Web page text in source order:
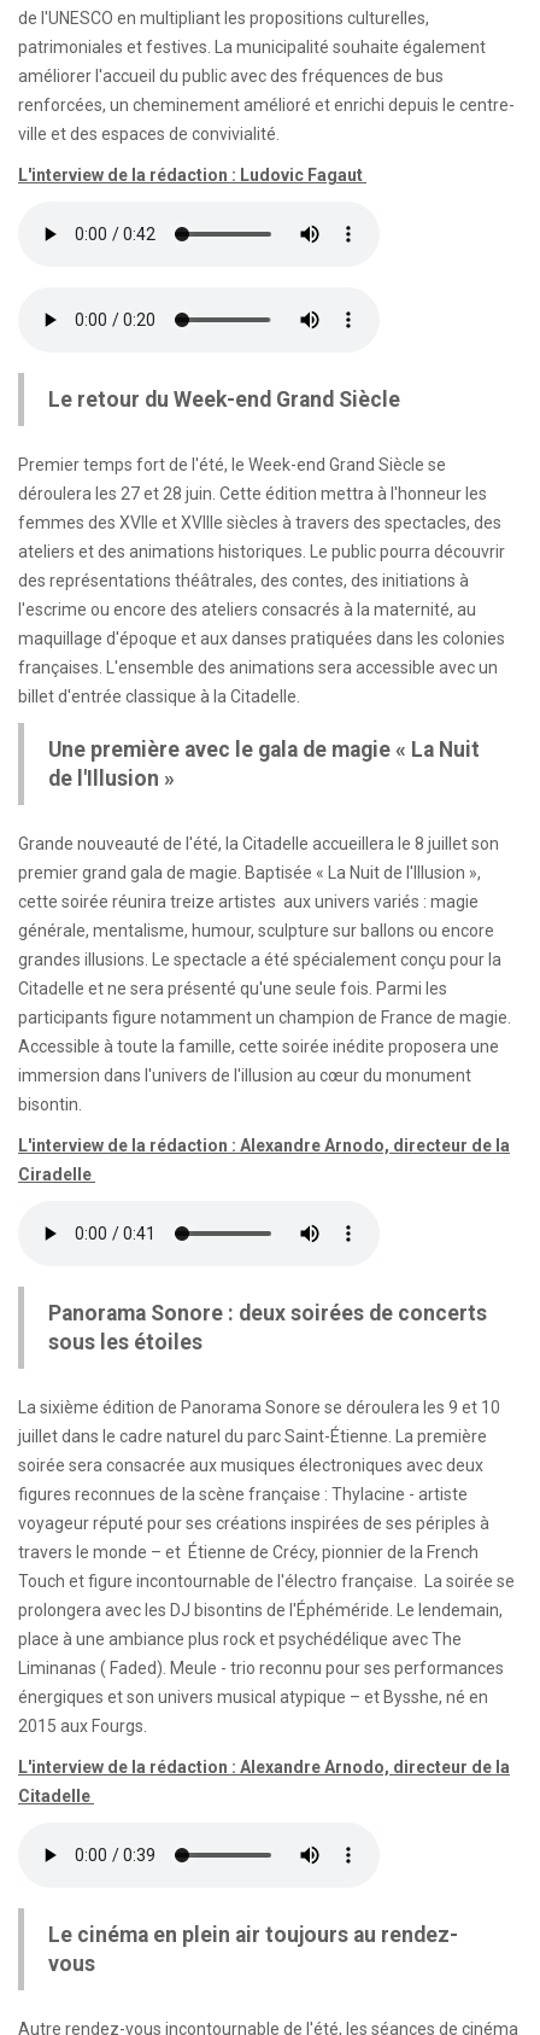
de l'UNESCO en multipliant les propositions culturelles,
patrimoniales et festives. La municipalité souhaite également
améliorer l'accueil du public avec des fréquences de bus
renforcées, un cheminement amélioré et enrichi depuis le centre-
ville et des espaces de convivialité.
L'interview de la rédaction : Ludovic Fagaut
Le retour du Week-end Grand Siècle
Premier temps fort de l'été, le Week-end Grand Siècle se
déroulera les 27 et 28 juin. Cette édition mettra à l'honneur les
femmes des XVIIe et XVIIIe siècles à travers des spectacles, des
ateliers et des animations historiques. Le public pourra découvrir
des représentations théâtrales, des contes, des initiations à
l'escrime ou encore des ateliers consacrés à la maternité, au
maquillage d'époque et aux danses pratiquées dans les colonies
françaises. L'ensemble des animations sera accessible avec un
billet d'entrée classique à la Citadelle.
Une première avec le gala de magie « La Nuit
de l'Illusion »
Grande nouveauté de l'été, la Citadelle accueillera le 8 juillet son
premier grand gala de magie. Baptisée « La Nuit de l'Illusion »,
cette soirée réunira treize artistes aux univers variés : magie
générale, mentalisme, humour, sculpture sur ballons ou encore
grandes illusions. Le spectacle a été spécialement conçu pour la
Citadelle et ne sera présenté qu'une seule fois. Parmi les
participants figure notamment un champion de France de magie.
Accessible à toute la famille, cette soirée inédite proposera une
immersion dans l'univers de l'illusion au cœur du monument
bisontin.
L'interview de la rédaction : Alexandre Arnodo, directeur de la
Ciradelle
Panorama Sonore : deux soirées de concerts
sous les étoiles
La sixième édition de Panorama Sonore se déroulera les 9 et 10
juillet dans le cadre naturel du parc Saint-Étienne. La première
soirée sera consacrée aux musiques électroniques avec deux
figures reconnues de la scène française : Thylacine - artiste
voyageur réputé pour ses créations inspirées de ses périples à
travers le monde – et Étienne de Crécy, pionnier de la French
Touch et figure incontournable de l'électro française. La soirée se
prolongera avec les DJ bisontins de l'Éphéméride. Le lendemain,
place à une ambiance plus rock et psychédélique avec The
Liminanas ( Faded). Meule - trio reconnu pour ses performances
énergiques et son univers musical atypique – et Bysshe, né en
2015 aux Fourgs.
L'interview de la rédaction : Alexandre Arnodo, directeur de la
Citadelle
Le cinéma en plein air toujours au rendez-
vous
Autre rendez-vous incontournable de l'été, les séances de cinéma